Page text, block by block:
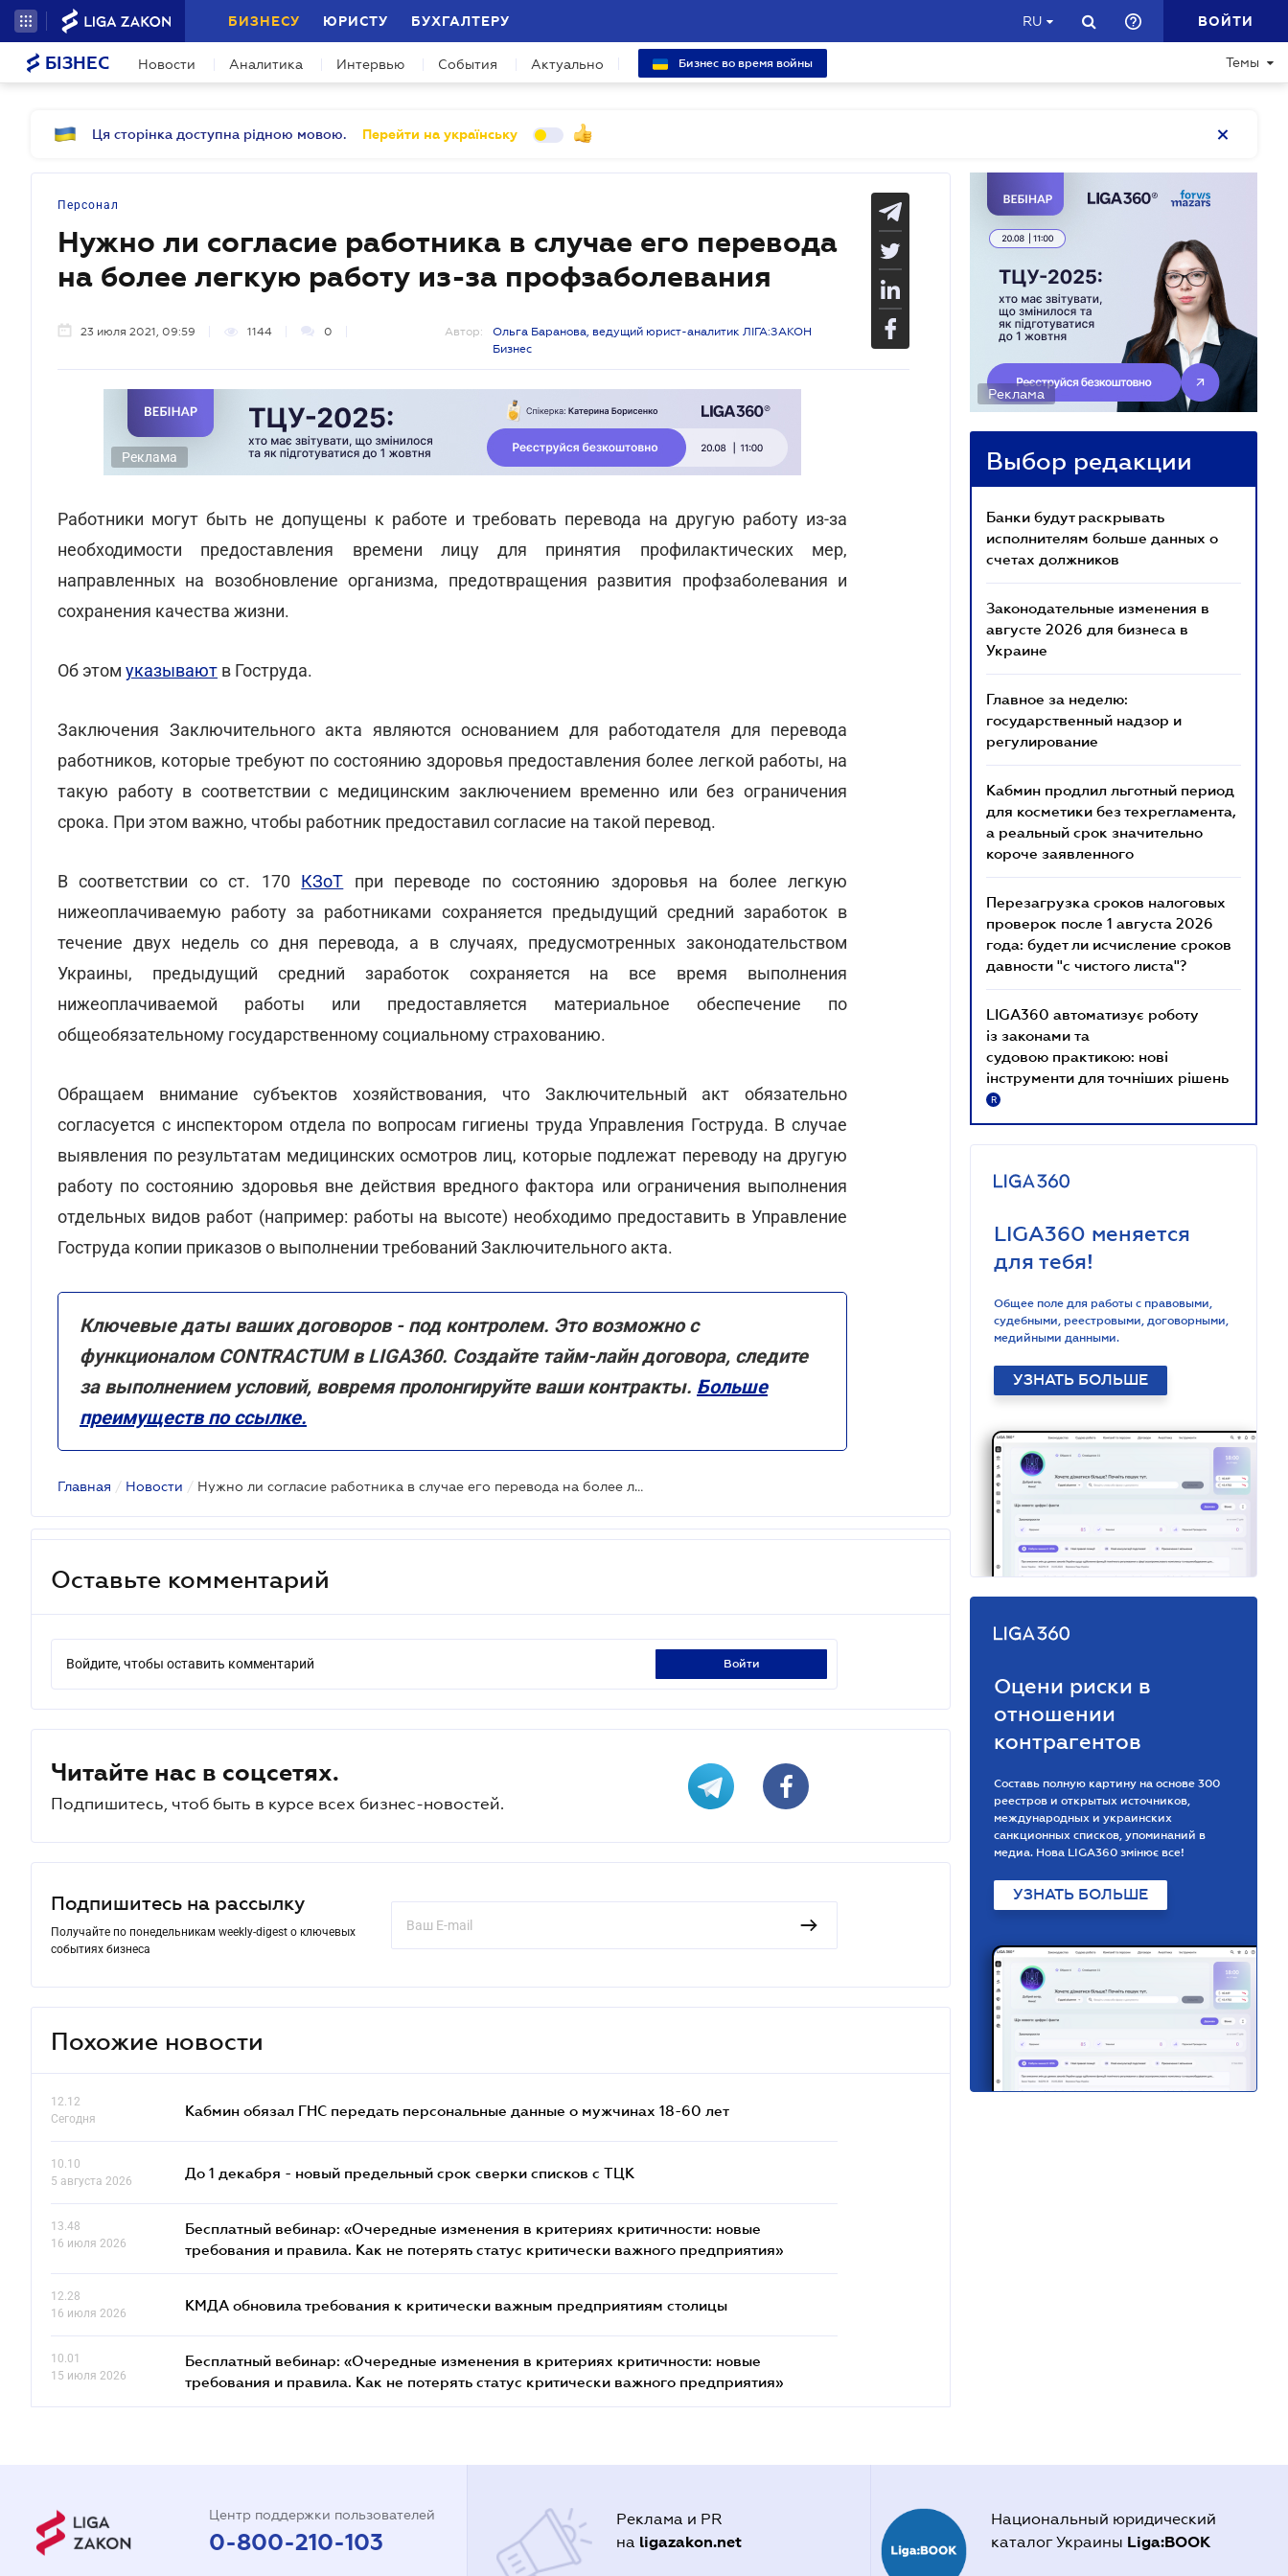
БИЗНЕСУ ЮРИСТУ БУХГАЛТЕРУ RU ВОЙТИ
БІЗНЕС Новости Аналитика Интервью События Актуально Бизнес во время войны Темы
Ця сторінка доступна рідною мовою. Перейти на українську
Персонал
Нужно ли согласие работника в случае его перевода
на более легкую работу из-за профзаболевания
23 июля 2021, 09:59 1144 0 Автор:
Ольга Баранова, ведущий юрист-аналитик ЛІГА:ЗАКОН
Бизнес
Реклама
Работники могут быть не допущены к работе и требовать перевода на другую работу из-за
необходимости предоставления времени лицу для принятия профилактических мер,
направленных на возобновление организма, предотвращения развития профзаболевания и
сохранения качества жизни.
Об этом указывают в Гоструда.
Заключения Заключительного акта являются основанием для работодателя для перевода
работников, которые требуют по состоянию здоровья предоставления более легкой работы, на
такую работу в соответствии с медицинским заключением временно или без ограничения
срока. При этом важно, чтобы работник предоставил согласие на такой перевод.
В соответствии со ст. 170 КЗоТ при переводе по состоянию здоровья на более легкую
нижеоплачиваемую работу за работниками сохраняется предыдущий средний заработок в
течение двух недель со дня перевода, а в случаях, предусмотренных законодательством
Украины, предыдущий средний заработок сохраняется на все время выполнения
нижеоплачиваемой работы или предоставляется материальное обеспечение по
общеобязательному государственному социальному страхованию.
Обращаем внимание субъектов хозяйствования, что Заключительный акт обязательно
согласуется с инспектором отдела по вопросам гигиены труда Управления Гоструда. В случае
выявления по результатам медицинских осмотров лиц, которые подлежат переводу на другую
работу по состоянию здоровья вне действия вредного фактора или ограничения выполнения
отдельных видов работ (например: работы на высоте) необходимо предоставить в Управление
Гоструда копии приказов о выполнении требований Заключительного акта.
Ключевые даты ваших договоров - под контролем. Это возможно с
функционалом CONTRACTUM в LIGA360. Создайте тайм-лайн договора, следите
за выполнением условий, вовремя пролонгируйте ваши контракты. Больше
преимуществ по ссылке.
Главная / Новости / Нужно ли согласие работника в случае его перевода на более легкую работу из-за профзаболевания
Оставьте комментарий
Войдите, чтобы оставить комментарий войти
Читайте нас в соцсетях.
Подпишитесь, чтоб быть в курсе всех бизнес-новостей.
Подпишитесь на рассылку
Получайте по понедельникам weekly-digest о ключевых
событиях бизнеса
Похожие новости
12.12
Сегодня
Кабмин обязал ГНС передать персональные данные о мужчинах 18-60 лет
10.10
5 августа 2026
До 1 декабря - новый предельный срок сверки списков c ТЦК
13.48
16 июля 2026
Бесплатный вебинар: «Очередные изменения в критериях критичности: новые
требования и правила. Как не потерять статус критически важного предприятия»
12.28
16 июля 2026
КМДА обновила требования к критически важным предприятиям столицы
10.01
15 июля 2026
Бесплатный вебинар: «Очередные изменения в критериях критичности: новые
требования и правила. Как не потерять статус критически важного предприятия»
Реклама
Выбор редакции
Банки будут раскрывать
исполнителям больше данных о
счетах должников
Законодательные изменения в
августе 2026 для бизнеса в
Украине
Главное за неделю:
государственный надзор и
регулирование
Кабмин продлил льготный период
для косметики без техрегламента,
а реальный срок значительно
короче заявленного
Перезагрузка сроков налоговых
проверок после 1 августа 2026
года: будет ли исчисление сроков
давности "с чистого листа"?
LIGA360 автоматизує роботу
із законами та
судовою практикою: нові
інструменти для точніших рішень
R
LIGA360 меняется
для тебя!
Общее поле для работы с правовыми,
судебными, реестровыми, договорными,
медийными данными.
УЗНАТЬ БОЛЬШЕ
Оцени риски в
отношении
контрагентов
Составь полную картину на основе 300
реестров и открытых источников,
международных и украинских
санкционных списков, упоминаний в
медиа. Нова LIGA360 змінює все!
УЗНАТЬ БОЛЬШЕ
Центр поддержки пользователей
0-800-210-103
Реклама и PR
на ligazakon.net
Национальный юридический
каталог Украины Liga:BOOK